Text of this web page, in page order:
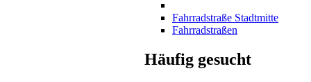
Fahrradstraße Stadtmitte
Fahrradstraßen
Häufig gesucht